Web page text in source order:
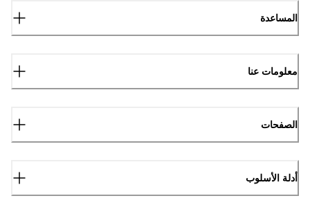
المساعدة
معلومات عنا
الصفحات
أدلة الأسلوب